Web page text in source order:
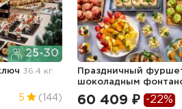
25-30
36.4 кг
5 (144)
Праздничный
шоколадным
60 409 ₽ -22%